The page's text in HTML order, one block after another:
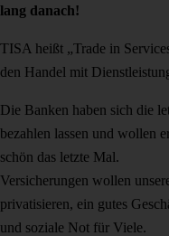
lang danach!
TISA heißt „Trade in
den Handel mit
Die Banken haben sich die
bezahlen lassen und wollen
schön das letzte Mal.
Versicherungen wollen
privatisieren, ein gutes
und soziale Not für Viele.